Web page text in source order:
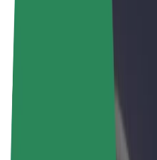
Trottinettes électriques